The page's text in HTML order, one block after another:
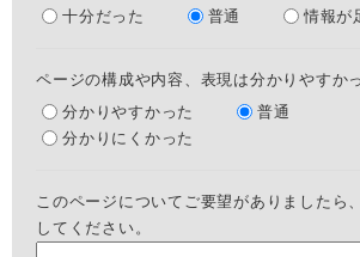
十分だった
普通 情報が
ページの構成や内容、表現は分かりやすか
分かりやすかった
普通
分かりにくかった
このページについてご要望がありましたら
してください。